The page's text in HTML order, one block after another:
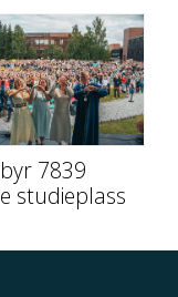
7839
studieplass